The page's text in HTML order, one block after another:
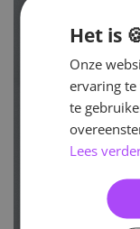
Het is
Onze
ervaring
te
Lees